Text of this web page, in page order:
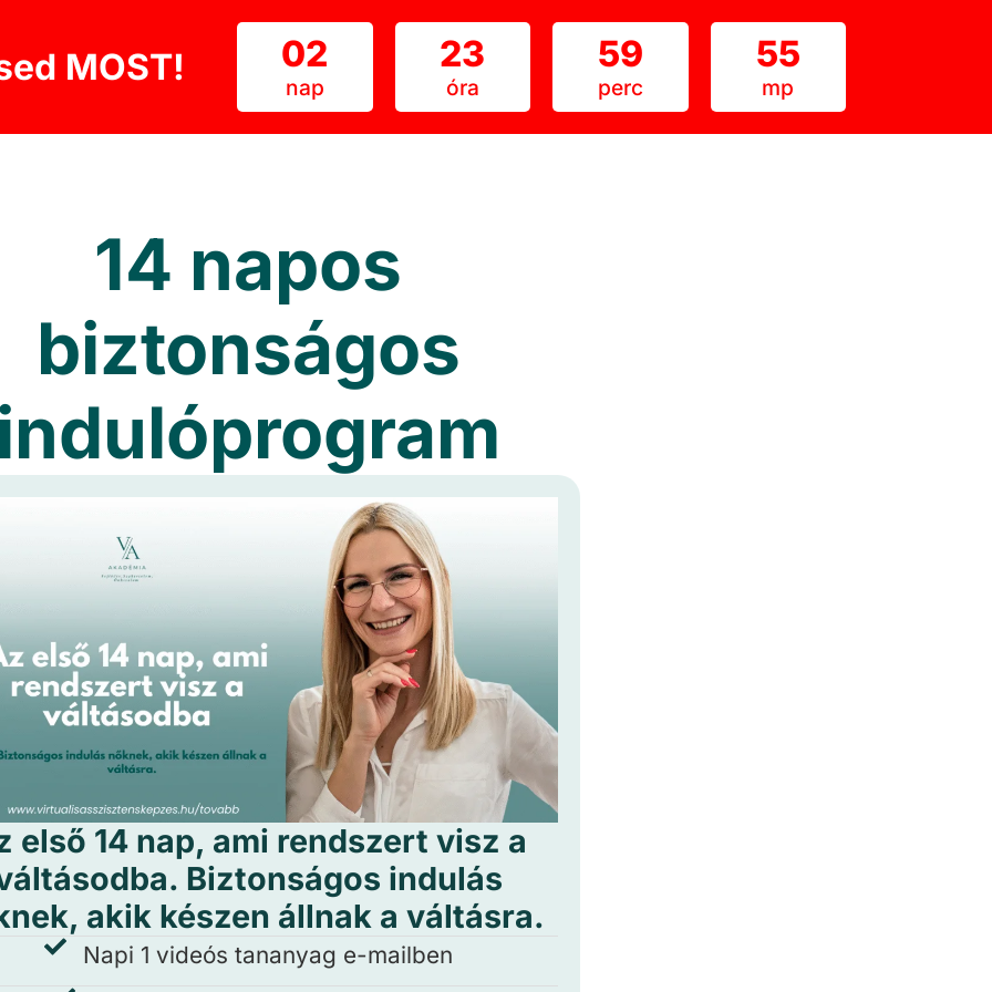
MOST! 02
nap
23
óra
59
perc
54
mp
14 napos
biztonságos
első 14 nap, ami rendszert visz a
Biztonságos indulás
akik készen állnak a váltásra.
Napi 1 videós tananyag e-mailben